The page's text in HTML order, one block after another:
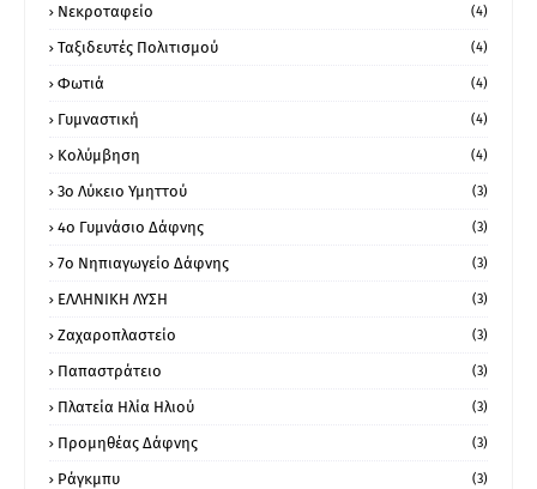
Νεκροταφείο (4)
Ταξιδευτές Πολιτισμού (4)
Φωτιά (4)
Γυμναστική (4)
Κολύμβηση (4)
3ο Λύκειο Υμηττού (3)
4ο Γυμνάσιο Δάφνης (3)
7ο Νηπιαγωγείο Δάφνης (3)
ΕΛΛΗΝΙΚΗ ΛΥΣΗ (3)
Ζαχαροπλαστείο (3)
Παπαστράτειο (3)
Πλατεία Ηλία Ηλιού (3)
Προμηθέας Δάφνης (3)
Ράγκμπυ (3)